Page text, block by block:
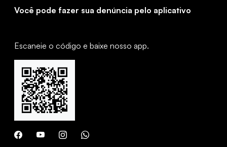
Você pode fazer sua denúncia pelo aplicativo
Escaneie o código e baixe nosso app.